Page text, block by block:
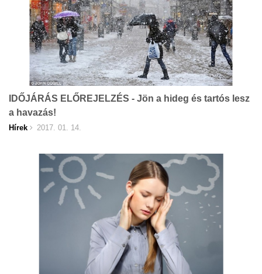
IDŐJÁRÁS ELŐREJELZÉS - Jön a hideg és tartós lesz
a havazás!
Hírek 2017. 01. 14.